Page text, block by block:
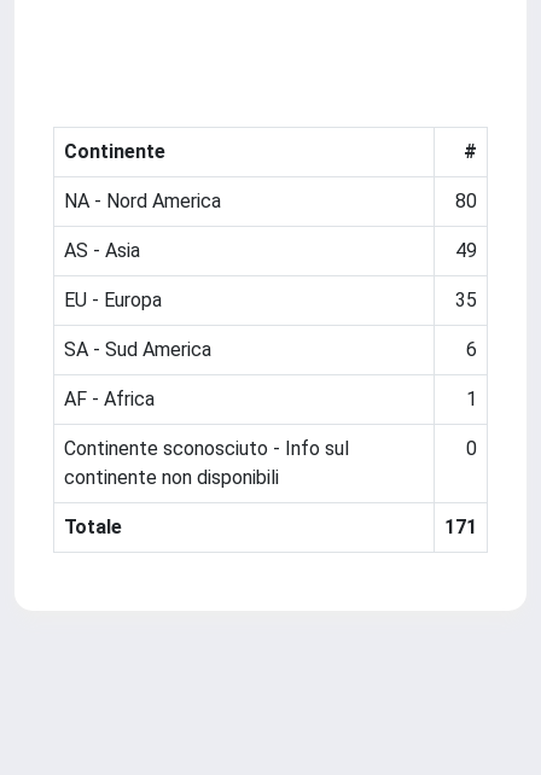
Continente #
NA - Nord America 80
AS - Asia 49
EU - Europa 35
SA - Sud America 6
AF - Africa 1
Continente sconosciuto - Info sul
continente non disponibili
0
Totale 171